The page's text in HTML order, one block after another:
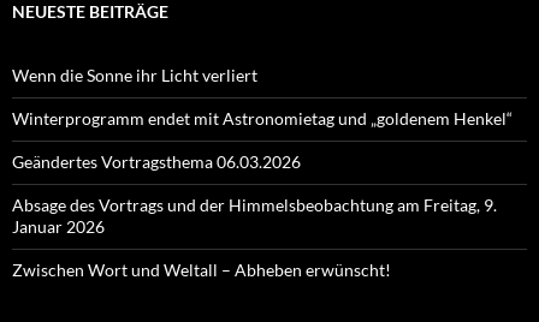
NEUESTE BEITRÄGE
Wenn die Sonne ihr Licht verliert
Winterprogramm endet mit Astronomietag und „goldenem Henkel“
Geändertes Vortragsthema 06.03.2026
Absage des Vortrags und der Himmelsbeobachtung am Freitag, 9.
Januar 2026
Zwischen Wort und Weltall – Abheben erwünscht!